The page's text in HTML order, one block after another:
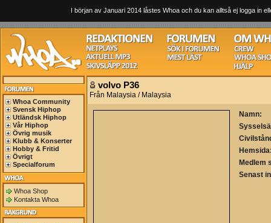
I början av Januari 2014 låstes Whoa och du kan alltså ej logga in
Whoa Community
Svensk Hiphop
Utländsk Hiphop
Vår Hiphop
Övrig musik
Klubb & Konserter
Hobby & Fritid
Övrigt
Specialforum
Whoa Shop
Kontakta Whoa
volvo P36
Från Malaysia / Malaysia
Namn:
Medlem
Senast